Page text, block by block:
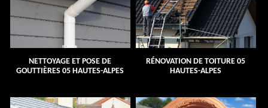
NETTOYAGE ET POSE DE
GOUTTIÈRES 05 HAUTES-ALPES
RÉNOVATION DE TOITURE 05
HAUTES-ALPES